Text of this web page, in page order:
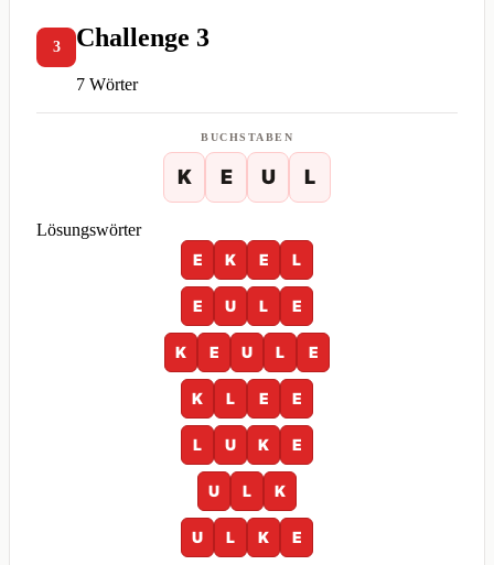
3 Challenge 3
7 Wörter
BUCHSTABEN
K E U L
Lösungswörter
E
K E L
E U L E
K E U L E
K L E E
L U K E
U L K
U L K E